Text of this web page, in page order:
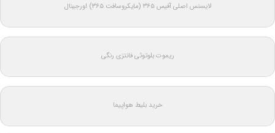
لایسنس اصلی آفیس ۳۶۵ (مایکروسافت ۳۶۵) اورجینال
ریموت بلوتوثی فانتزی رنگی
خرید بلیط هواپیما